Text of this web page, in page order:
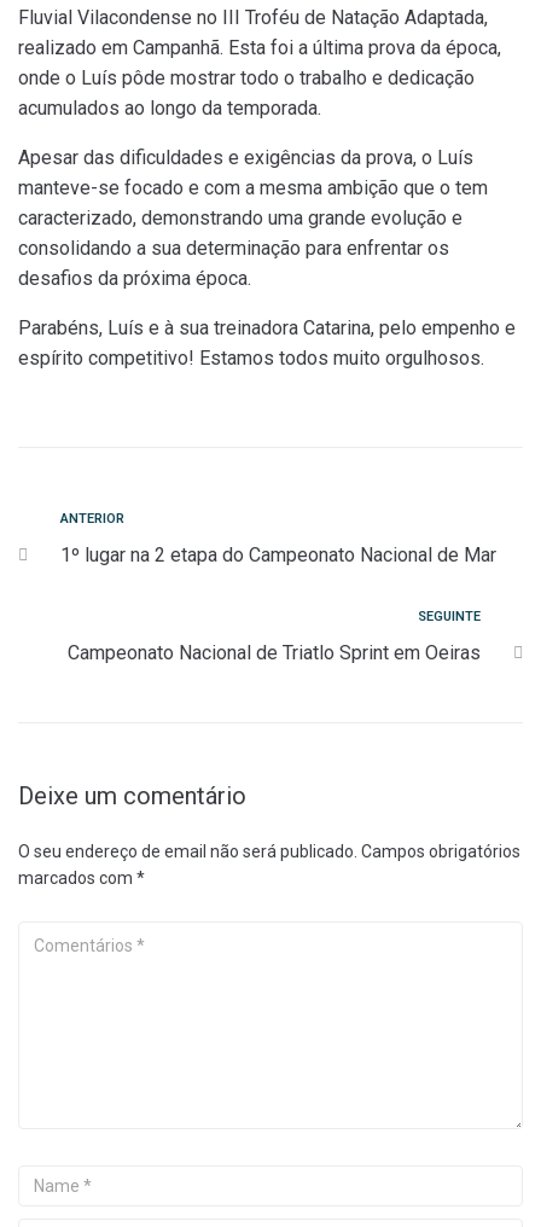
Fluvial Vilacondense no III Troféu de Natação Adaptada,
realizado em Campanhã. Esta foi a última prova da época,
onde o Luís pôde mostrar todo o trabalho e dedicação
acumulados ao longo da temporada.
Apesar das dificuldades e exigências da prova, o Luís
manteve-se focado e com a mesma ambição que o tem
caracterizado, demonstrando uma grande evolução e
consolidando a sua determinação para enfrentar os
desafios da próxima época.
Parabéns, Luís e à sua treinadora Catarina, pelo empenho e
espírito competitivo! Estamos todos muito orgulhosos.
Navegação
de
Anterior
ANTERIOR
1º lugar na 2 etapa do Campeonato Nacional de Mar
SEGUINTE
Campeonato Nacional de Triatlo Sprint em Oeiras
Deixe um comentário
O seu endereço de email não será publicado. Campos obrigatórios
marcados com *